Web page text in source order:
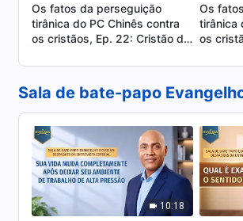
Os fatos da perseguição
tirânica do PC Chinês contra
os cristãos, Ep. 22: Cristão de
para extrair confissão
Os
tirânica
os
Sala de bate-papo
10:18